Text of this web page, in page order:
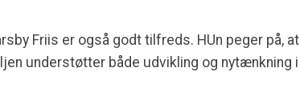
Friis er også godt tilfreds. HUn peger på, at
understøtter både udvikling og nytænkning i